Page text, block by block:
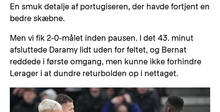
En smuk detalje af portugiseren, der havde fortjent en
bedre skæbne.
Men vi fik 2-0-målet inden pausen. I det 43. minut
afsluttede Daramy lidt uden for feltet, og Bernat
reddede i første omgang, men kunne ikke forhindre
Lerager i at dundre returbolden op i nettaget.